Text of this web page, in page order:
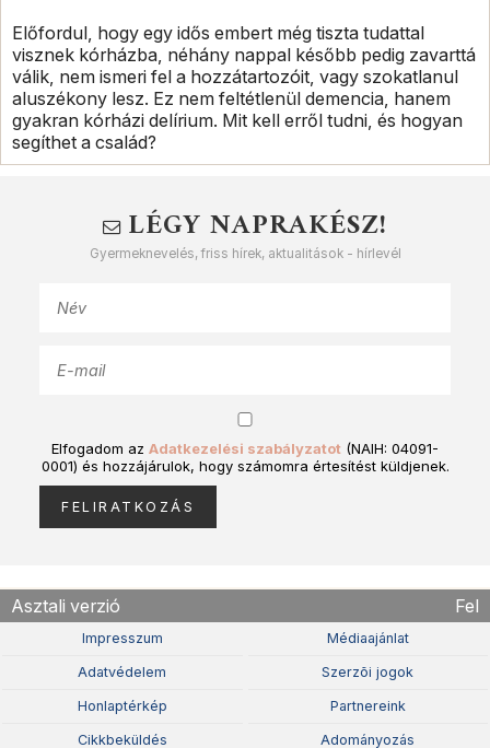
Előfordul, hogy egy idős embert még tiszta tudattal
visznek kórházba, néhány nappal később pedig zavarttá
válik, nem ismeri fel a hozzátartozóit, vagy szokatlanul
aluszékony lesz. Ez nem feltétlenül demencia, hanem
gyakran kórházi delírium. Mit kell erről tudni, és hogyan
segíthet a család?
LÉGY NAPRAKÉSZ!
Gyermeknevelés, friss hírek, aktualitások - hírlevél
Elfogadom az Adatkezelési szabályzatot (NAIH: 04091-
0001) és hozzájárulok, hogy számomra értesítést küldjenek.
Asztali verzió Fel
Impresszum Médiaajánlat
Adatvédelem Szerzõi jogok
Honlaptérkép Partnereink
Cikkbeküldés Adományozás